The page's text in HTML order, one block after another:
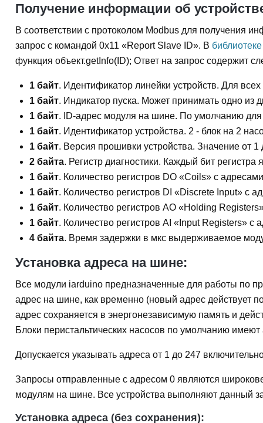
Получение информации об
В соответствии с протоколом Modbus для получения
запрос с командой 0x11 «Report Slave ID». В
функция объект.getInfo(ID); Ответ на запрос содержит
1 байт. Идентификатор линейки устройств. Для
1 байт. Индикатор пуска. Может принимать одно из
1 байт. ID-адрес модуля на шине. По умолчанию для
1 байт. Идентификатор устройства. 2 - блок на 2
1 байт. Версия прошивки устройства. Значение от 1
2 байта. Регистр диагностики. Каждый бит
1 байт. Количество регистров DO «Coils» с
1 байт. Количество регистров DI «Discrete Input» с
1 байт. Количество регистров AO «Holding
1 байт. Количество регистров AI «Input Registers» с
4 байта. Время задержки в мкс выдерживаемое
Установка адреса на шине:
Все модули iarduino предназначенные для работы по
адрес на шине, как временно (новый адрес действует
адрес сохраняется в энергонезависимую память и
Блоки перистальтическиx насосов по умолчанию имеют
Допускается указывать адреса от 1 до 247
Запросы отправленные с адресом 0 являются
модулям на шине. Все устройства выполняют данный
Установка адреса (без сохранения):